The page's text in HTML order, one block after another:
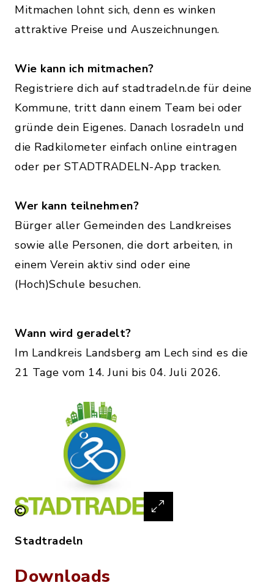
Mitmachen lohnt sich, denn es winken
attraktive Preise und Auszeichnungen.
Wie kann ich mitmachen?
Registriere dich auf stadtradeln.de für deine
Kommune, tritt dann einem Team bei oder
gründe dein Eigenes. Danach losradeln und
die Radkilometer einfach online eintragen
oder per STADTRADELN-App tracken.
Wer kann teilnehmen?
Bürger aller Gemeinden des Landkreises
sowie alle Personen, die dort arbeiten, in
einem Verein aktiv sind oder eine
(Hoch)Schule besuchen.
Wann wird geradelt?
Im Landkreis Landsberg am Lech sind es die
21 Tage vom 14. Juni bis 04. Juli 2026.
Stadtradeln
Downloads